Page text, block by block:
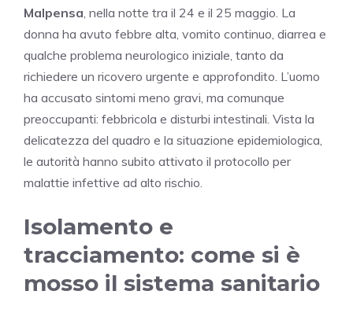
Malpensa , nella notte tra il 24 e il 25 maggio. La
donna ha avuto febbre alta, vomito continuo, diarrea e
qualche problema neurologico iniziale, tanto da
richiedere un ricovero urgente e approfondito. L’uomo
ha accusato sintomi meno gravi, ma comunque
preoccupanti: febbricola e disturbi intestinali. Vista la
delicatezza del quadro e la situazione epidemiologica,
le autorità hanno subito attivato il protocollo per
malattie infettive ad alto rischio.
Isolamento e
tracciamento: come si è
mosso il sistema sanitario